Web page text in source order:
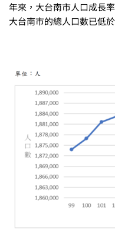
年來，大台南市人口成長
大台南市的總人口數已低